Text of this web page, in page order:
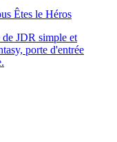
Êtes le Héros
JDR simple et
porte d'entrée